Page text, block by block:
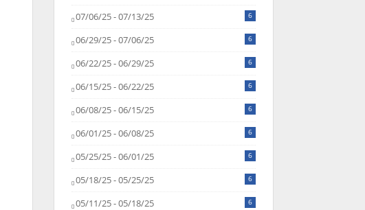
07/06/25 - 07/13/25 6
06/29/25 - 07/06/25 6
06/22/25 - 06/29/25 6
06/15/25 - 06/22/25 6
06/08/25 - 06/15/25 6
06/01/25 - 06/08/25 6
05/25/25 - 06/01/25 6
05/18/25 - 05/25/25 6
05/11/25 - 05/18/25 6